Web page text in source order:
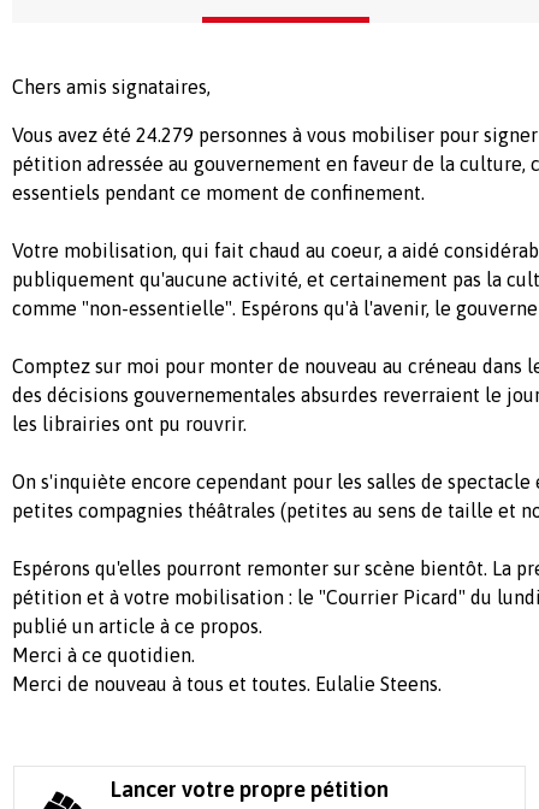
Chers amis signataires,
Vous avez été 24.279 personnes à vous mobiliser pour
pétition adressée au gouvernement en faveur de la
essentiels pendant ce moment de confinement.
Votre mobilisation, qui fait chaud au coeur, a aidé
publiquement qu'aucune activité, et certainement pas la
comme "non-essentielle". Espérons qu'à l'avenir, le
Comptez sur moi pour monter de nouveau au créneau dans
des décisions gouvernementales absurdes reverraient le
les librairies ont pu rouvrir.
On s'inquiète encore cependant pour les salles de
petites compagnies théâtrales (petites au sens de taille et
Espérons qu'elles pourront remonter sur scène bientôt. La
pétition et à votre mobilisation : le "Courrier Picard" du
publié un article à ce propos.
Merci à ce quotidien.
Merci de nouveau à tous et toutes. Eulalie Steens.
Lancer votre propre pétition